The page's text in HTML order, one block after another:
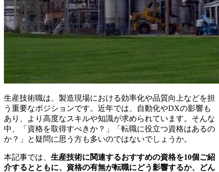
生産技術職は、製造現場における効率化や品質向上などを担
う重要なポジションです。近年では、自動化やDXの影響も
あり、より高度なスキルや知識が求められています。そんな
中、「資格を取得すべきか？」「転職に役立つ資格はあるの
か？」と疑問に思う方も多いのではないでしょうか。
本記事では、 生産技術に関連するおすすめの資格を10個ご紹
介するとともに、資格の有無が転職にどう影響するか、どん